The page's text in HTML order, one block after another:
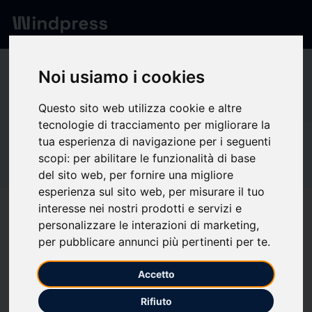
Noi usiamo i cookies
Questo sito web utilizza cookie e altre
tecnologie di tracciamento per migliorare la
tua esperienza di navigazione per i seguenti
scopi: per abilitare le funzionalità di base
del sito web, per fornire una migliore
esperienza sul sito web, per misurare il tuo
interesse nei nostri prodotti e servizi e
personalizzare le interazioni di marketing,
per pubblicare annunci più pertinenti per te.
Accetto
Rifiuto
Network/Society
LU
Not verified
LUNYEE
favorite Follow updates
What we write about
Computer hardware Industria Scienza